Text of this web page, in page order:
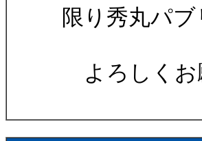
限り秀丸パ
よろしくお